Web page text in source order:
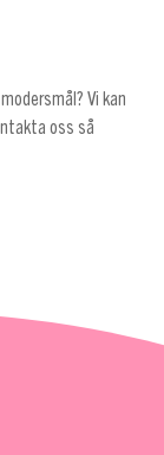
Vi kan
oss så